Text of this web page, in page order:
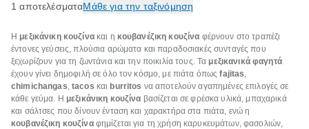
1 αποτελέσματαΜάθε για την ταξινόμηση
Η μεξικάνικη κουζίνακαι η κουβανέζικη κουζίνα φέρνουν στο τραπέζι
έντονες γεύσεις, πλούσια αρώματα και παραδοσιακές συνταγές που
ξεχωρίζουν για τη ζωντάνια και την ποικιλία τους. Τα μεξικανικά φαγητά
έχουν γίνει δημοφιλή σε όλο τον κόσμο, με πιάτα όπωςfajitas,
chimichangas, tacos και burritos να αποτελούν αγαπημένες επιλογές σε
κάθε γεύμα. Η μεξικάνικη κουζίνα βασίζεται σε φρέσκα υλικά, μπαχαρικά
και σάλτσες που δίνουν ένταση και χαρακτήρα στα πιάτα, ενώ η
κουβανέζικη κουζίναφημίζεται για τη χρήση καρυκευμάτων, φασολιών,